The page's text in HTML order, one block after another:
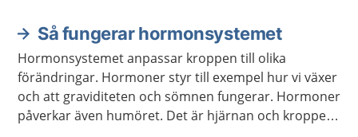
Så fungerar hormonsystemet
Hormonsystemet anpassar kroppen till olika
förändringar. Hormoner styr till exempel hur vi växer
och att graviditeten och sömnen fungerar. Hormoner
påverkar även humöret. Det är hjärnan och kroppen